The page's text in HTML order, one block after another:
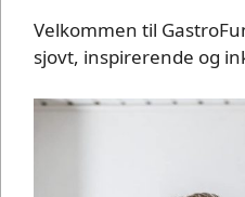
Velkommen til
sjovt, inspirerende og